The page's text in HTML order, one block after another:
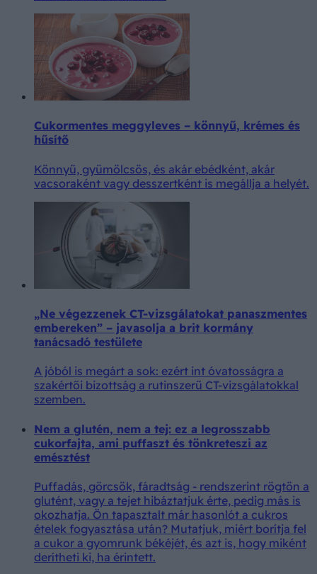
Cukormentes meggyleves – könnyű, krémes és
hűsítő
Könnyű, gyümölcsös, és akár ebédként, akár
vacsoraként vagy desszertként is megállja a helyét.
„Ne végezzenek CT-vizsgálatokat panaszmentes
embereken” – javasolja a brit kormány
tanácsadó testülete
A jóból is megárt a sok: ezért int óvatosságra a
szakértői bizottság a rutinszerű CT-vizsgálatokkal
szemben.
Nem a glutén, nem a tej: ez a legrosszabb
cukorfajta, ami puffaszt és tönkreteszi az
emésztést
Puffadás, görcsök, fáradtság - rendszerint rögtön a
glutént, vagy a tejet hibáztatjuk érte, pedig más is
okozhatja. Ön tapasztalt már hasonlót a cukros
ételek fogyasztása után? Mutatjuk, miért borítja fel
a cukor a gyomrunk békéjét, és azt is, hogy miként
derítheti ki, ha érintett.